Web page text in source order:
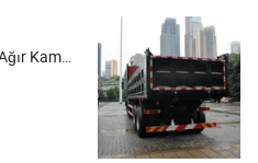
, Römork Kamyonu